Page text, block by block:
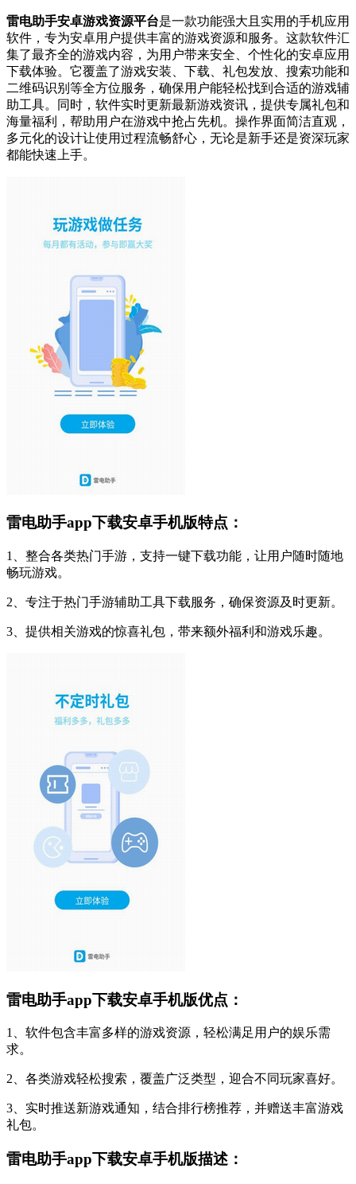
雷电助手安卓游戏资源平台是一款功能强大且实用的手机应用
软件，专为安卓用户提供丰富的游戏资源和服务。这款软件汇
集了最齐全的游戏内容，为用户带来安全、个性化的安卓应用
下载体验。它覆盖了游戏安装、下载、礼包发放、搜索功能和
二维码识别等全方位服务，确保用户能轻松找到合适的游戏辅
助工具。同时，软件实时更新最新游戏资讯，提供专属礼包和
海量福利，帮助用户在游戏中抢占先机。操作界面简洁直观，
多元化的设计让使用过程流畅舒心，无论是新手还是资深玩家
都能快速上手。
雷电助手app下载安卓手机版特点：
1、整合各类热门手游，支持一键下载功能，让用户随时随地
畅玩游戏。
2、专注于热门手游辅助工具下载服务，确保资源及时更新。
3、提供相关游戏的惊喜礼包，带来额外福利和游戏乐趣。
雷电助手app下载安卓手机版优点：
1、软件包含丰富多样的游戏资源，轻松满足用户的娱乐需
求。
2、各类游戏轻松搜索，覆盖广泛类型，迎合不同玩家喜好。
3、实时推送新游戏通知，结合排行榜推荐，并赠送丰富游戏
礼包。
雷电助手app下载安卓手机版描述：